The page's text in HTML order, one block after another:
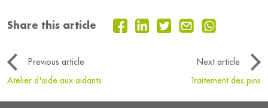
Share this article
Previous article
Next article
Atelier d'aide aux aidants
Traitement des pins